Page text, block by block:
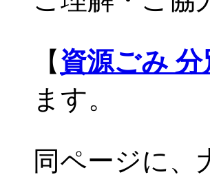
【 資源ごみ
ます。
同ページに、